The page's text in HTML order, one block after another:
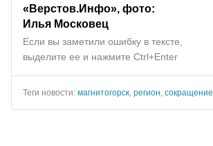
«Верстов.Инфо», фото:
Илья Московец
Если вы заметили ошибку в тексте,
выделите ее и нажмите Ctrl+Enter
Теги новости: магнитогорск регион сокращение